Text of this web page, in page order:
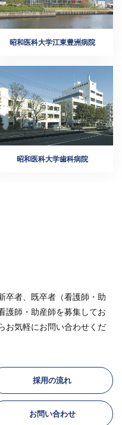
昭和医科大学江東豊洲病院
昭和医科大学歯科病院
卒者、既卒者（看護師・助
護師・助産師を募集してお
お気軽にお問い合わせくだ
採用の流れ
お問い合わせ